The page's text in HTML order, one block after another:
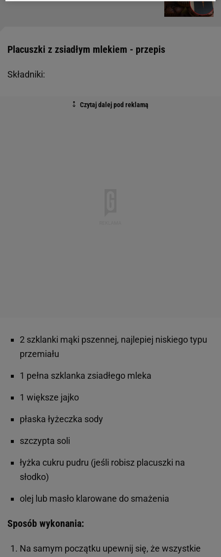
Placuszki z zsiadłym mlekiem - przepis
Składniki:
2 szklanki mąki pszennej, najlepiej niskiego typu
przemiału
1 pełna szklanka zsiadłego mleka
1 większe jajko
płaska łyżeczka sody
szczypta soli
łyżka cukru pudru (jeśli robisz placuszki na
słodko)
olej lub masło klarowane do smażenia
Sposób wykonania:
Na samym początku upewnij się, że wszystkie